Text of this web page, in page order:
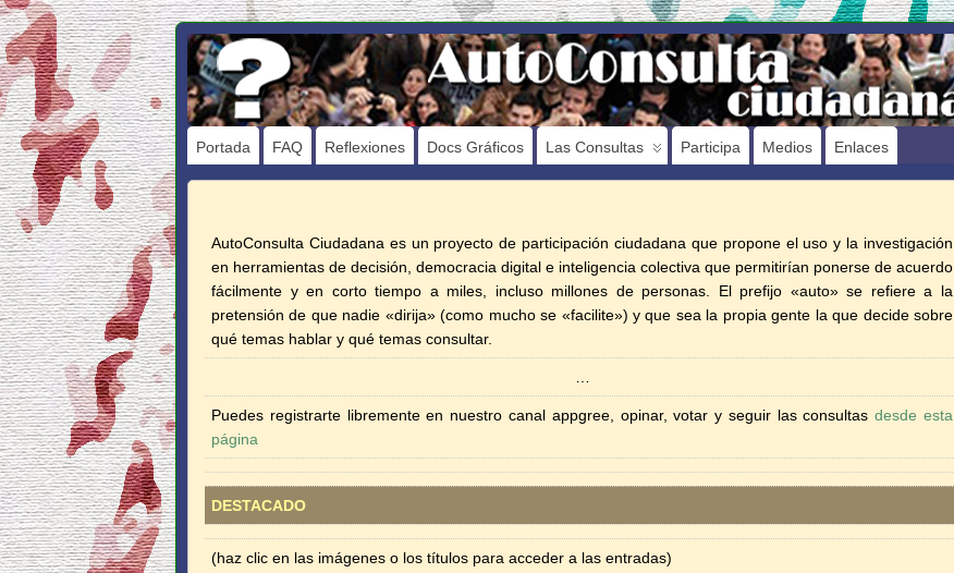
AutoConsulta
Ciudadana
HACIA LA DEMOCRACIA REAL
Portada FAQ Reflexiones Docs Gráficos Las Consultas Participa Medios Enlaces
AutoConsulta Ciudadana es un proyecto de participación ciudadana que propone el uso y la investigación
en herramientas de decisión, democracia digital e inteligencia colectiva que permitirían ponerse de acuerdo
fácilmente y en corto tiempo a miles, incluso millones de personas. El prefijo «auto» se refiere a la
pretensión de que nadie «dirija» (como mucho se «facilite») y que sea la propia gente la que decide sobre
qué temas hablar y qué temas consultar.
Puedes registrarte libremente en nuestro canal appgree, opinar, votar y seguir las consultasdesde esta
página
DESTACADO
(haz clic en las imágenes o los títulos para acceder a las entradas)